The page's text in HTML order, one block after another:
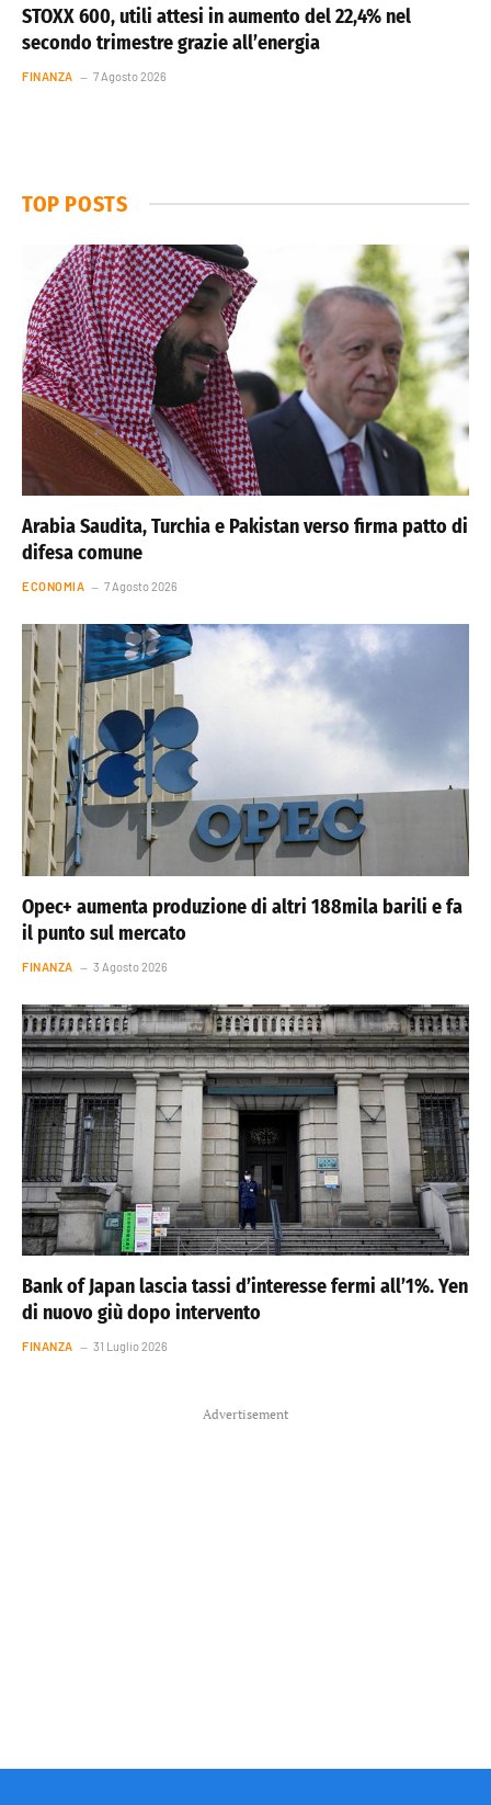
STOXX 600, utili attesi in aumento del 22,4% nel
secondo trimestre grazie all’energia
FINANZA 7 Agosto 2026
TOP POSTS
Arabia Saudita, Turchia e Pakistan verso firma patto di
difesa comune
ECONOMIA 7 Agosto 2026
Opec+ aumenta produzione di altri 188mila barili e fa
il punto sul mercato
FINANZA 3 Agosto 2026
Bank of Japan lascia tassi d’interesse fermi all’1%. Yen
di nuovo giù dopo intervento
FINANZA 31 Luglio 2026
Advertisement